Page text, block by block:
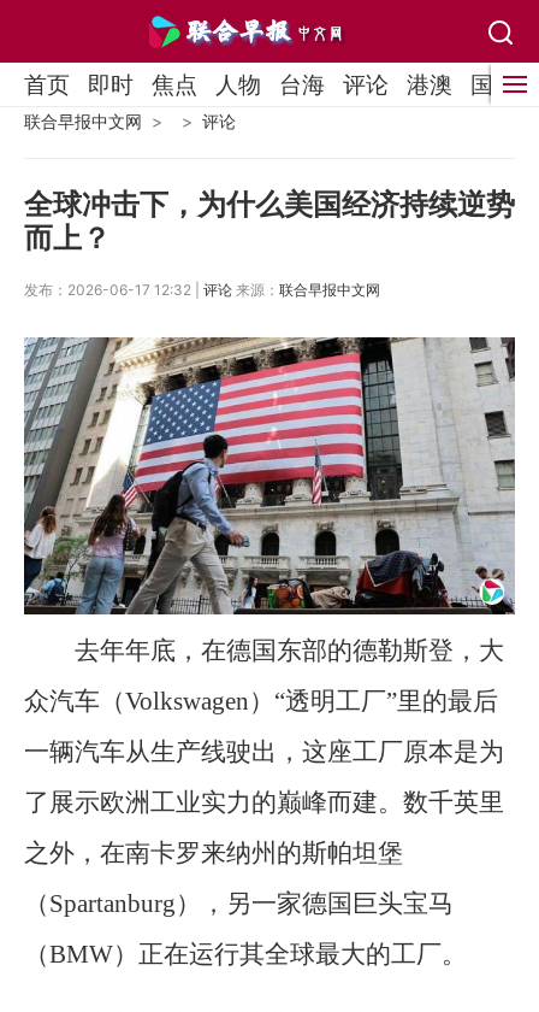
首页 即时 焦点 人物 台海 评论 港澳 国际
联合早报中文网 评论
全球冲击下，为什么美国经济持续逆势
而上？
发布：2026-06-17 12:32 | 评论 来源： 联合早报中文网
去年年底，在德国东部的德勒斯登，大
众汽车（Volkswagen）“透明工厂”里的最后
一辆汽车从生产线驶出，这座工厂原本是为
了展示欧洲工业实力的巅峰而建。数千英里
之外，在南卡罗来纳州的斯帕坦堡
（Spartanburg），另一家德国巨头宝马
（BMW）正在运行其全球最大的工厂。